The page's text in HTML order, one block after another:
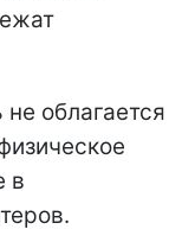
облагается
в